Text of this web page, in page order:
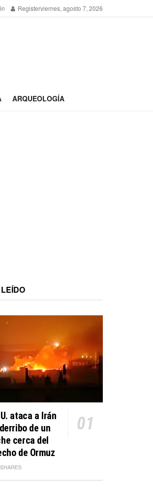
Registerviernes, agosto 7, 2026
ARQUEOLOGÍA
ataca a Irán
de un
cerca del
de Ormuz